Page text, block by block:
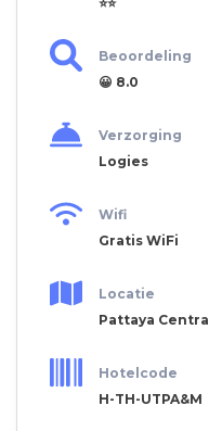
Beoordeling
😀 8.0
Verzorging
Logies
Wifi
Gratis WiFi
Locatie
Pattaya Central
Hotelcode
H-TH-UTPA&M